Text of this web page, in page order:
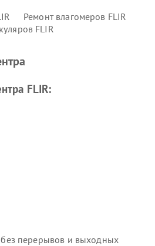
Ремонт влагомеров FLIR
FLIR
FLIR:
перерывов и выходных